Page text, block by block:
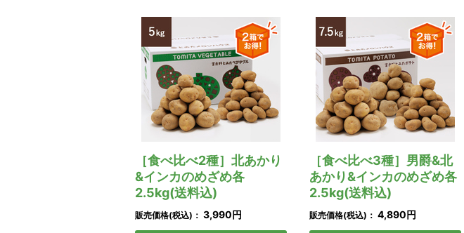
［食べ比べ2種］北あかり
&インカのめざめ各
2.5kg(送料込)
販売価格(税込)： 3,990円
［食べ比べ3種］男爵&北
あかり&インカのめざめ各
2.5kg(送料込)
販売価格(税込)： 4,890円